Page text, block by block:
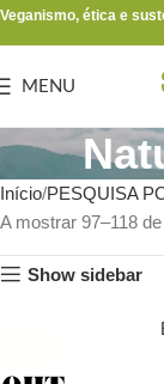
Veganismo, ética e
MENU
Início PESQUISA
A mostrar 97–118
Show sidebar